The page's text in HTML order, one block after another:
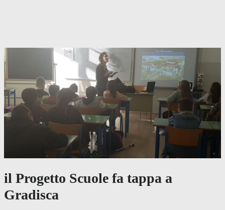
il Progetto Scuole fa tappa a
Gradisca